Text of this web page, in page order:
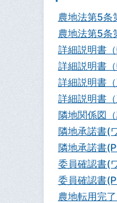
農地法第5条
農地法第5条
詳細説明書
詳細説明書
詳細説明書
詳細説明書
隣地関係図
隣地承諾書(
隣地承諾書
委員確認書(
委員確認書
農地転用完